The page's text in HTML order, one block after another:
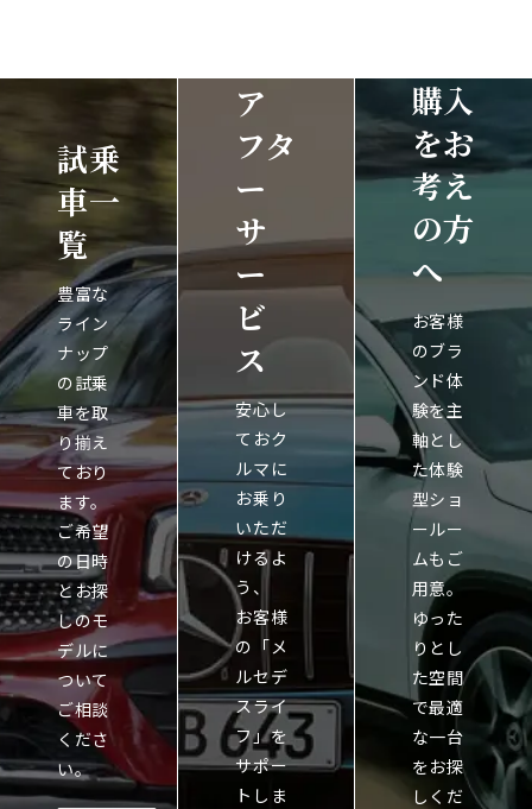
試乗
車一
覧
豊富な
ライン
ナップ
の試乗
車を取
り揃え
ており
ます。
ご希望
の日時
とお探
しのモ
デルに
ついて
ご相談
くださ
い。
ア
フタ
ー
サ
ー
ビ
ス
安心し
ておク
ルマに
お乗り
いただ
けるよ
う、
お客様
の「メ
ルセデ
スライ
フ」を
サポー
トしま
購入
をお
考え
の方
へ
お客様
のブラ
ンド体
験を主
軸とし
た体験
型ショ
ールー
ムもご
用意。
ゆった
りとし
た空間
で最適
な一台
をお探
しくだ